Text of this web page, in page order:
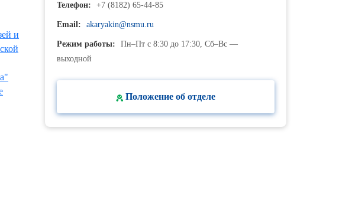
и
Телефон: +7 (8182) 65-44-85
Email: akaryakin@nsmu.ru
Режим работы:
Пн–Пт с 8:30 до 17:30, Сб–Вс —
выходной
Положение об отделе